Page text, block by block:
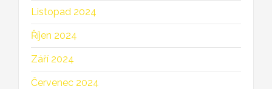
Listopad 2024
Říjen 2024
Září 2024
Červenec 2024